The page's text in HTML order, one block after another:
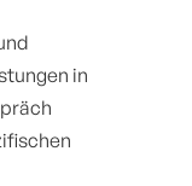
in